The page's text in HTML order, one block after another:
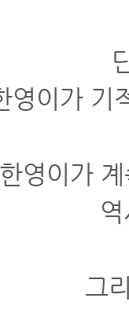
영이가 기
한영이가
그